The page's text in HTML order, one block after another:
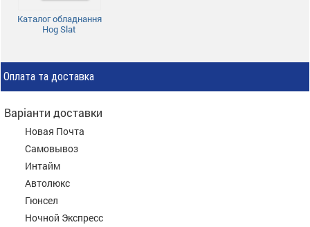
Каталог обладнання
Hog Slat
Оплата та доставка
Варіанти доставки
Новая Почта
Самовывоз
Интайм
Автолюкс
Гюнсел
Ночной Экспресс